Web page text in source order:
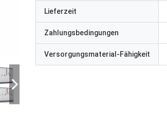
Lieferzeit
Zahlungsbedingungen
Versorgungsmaterial-Fähigkeit